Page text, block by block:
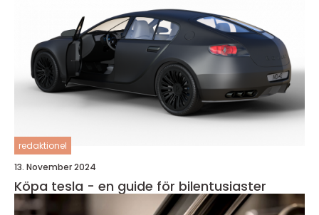
redaktionel
13. November 2024
Köpa tesla - en guide för bilentusiaster